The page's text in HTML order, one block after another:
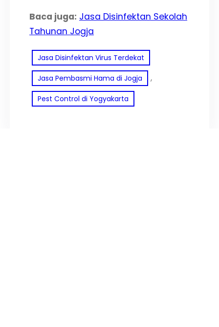
Baca juga: Jasa Disinfektan Sekolah
Tahunan Jogja
Jasa Disinfektan Virus Terdekat
Jasa Pembasmi Hama di Jogja ,
Pest Control di Yogyakarta